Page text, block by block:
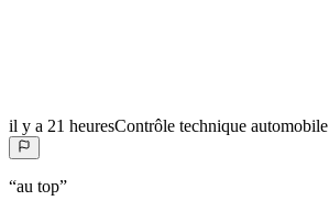
il y a 21 heuresContrôle technique automobile
“au top”